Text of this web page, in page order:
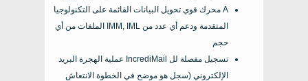
A محرك قوي تحويل البيانات القائمة على التكنولوجيا
المتقدمة ودعم أي عدد من IMM, IML
الملفات من أي
حجم
تسجيل مفصلة لل IncrediMail عملية الهجرة البريد
الإلكتروني (سجل هو موضح في الخطوة الانتعاش